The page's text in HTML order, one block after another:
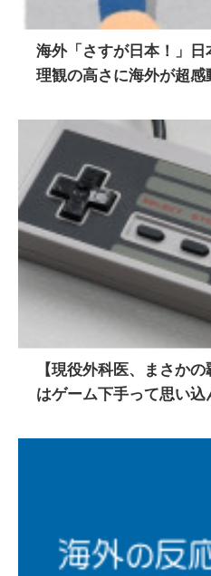
海外「さすが日本！」
理観の高さに海外が超感
【現役外科医、まさか
はゲーム下手って思い込